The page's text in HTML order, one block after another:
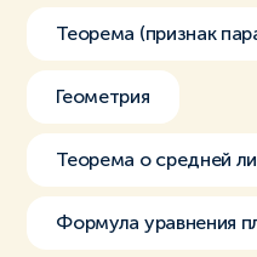
Теорема (признак
Геометрия
Теорема о средней
Формула уравнения